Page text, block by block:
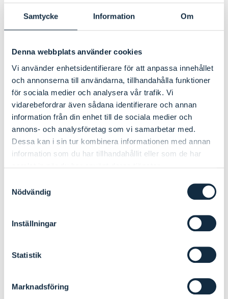
Samtycke Information Om
Denna webbplats använder cookies
Vi använder enhetsidentifierare för att anpassa innehållet
och annonserna till användarna, tillhandahålla funktioner
för sociala medier och analysera vår trafik. Vi
vidarebefordrar även sådana identifierare och annan
information från din enhet till de sociala medier och
annons- och analysföretag som vi samarbetar med.
Dessa kan i sin tur kombinera informationen med annan
information som du har tillhandahållit eller som de har
Nödvändig
Inställningar
Statistik
Marknadsföring
Kurs i sociala medier ht 2024
Filstorlek: 1.34 MB Filtyp: pdf
DATUM:
ADRESS: